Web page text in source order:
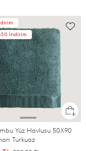
İndirim
Yüz Havlusu 50X90
Turkuaz